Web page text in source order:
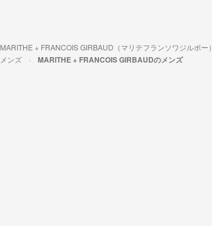
MARITHE + FRANCOIS GIRBAUD（マリテフランソワジルボー）
メンズ MARITHE + FRANCOIS GIRBAUDのメンズ